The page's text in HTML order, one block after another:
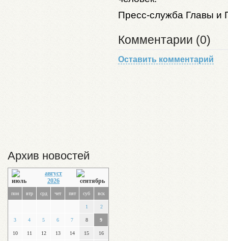
Архив новостей
август
2026
пон втр срд чет пят суб вск
1 2
3 4 5 6 7 8 9
10 11 12 13 14 15 16
Пресс-служба Главы и
Комментарии (0)
Оставить комментарий